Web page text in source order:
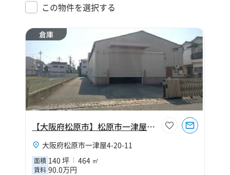
この物件を選択する
倉庫
【大阪府松原市】松原市一津屋4丁目140坪倉庫
大阪府松原市一津屋4-20-11
面積 140 坪 464 ㎡
賃料 90.0万円